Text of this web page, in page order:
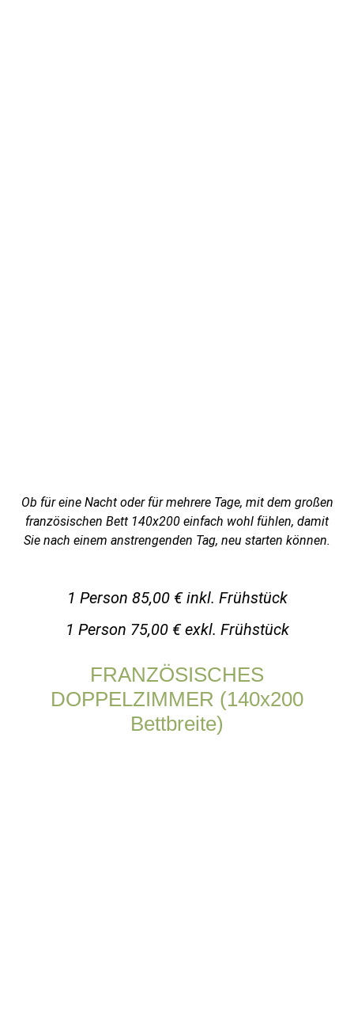
Ob für eine Nacht oder für mehrere Tage, mit dem großen
französischen Bett 140x200 einfach wohl fühlen, damit
Sie nach einem anstrengenden Tag, neu starten können.
1 Person 85,00 € inkl. Frühstück
1 Person 75,00 € exkl. Frühstück
FRANZÖSISCHES
DOPPELZIMMER (140x200
Bettbreite)